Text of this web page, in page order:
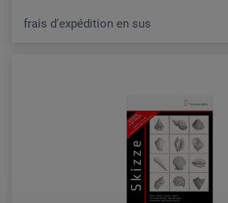
frais d'expédition en sus